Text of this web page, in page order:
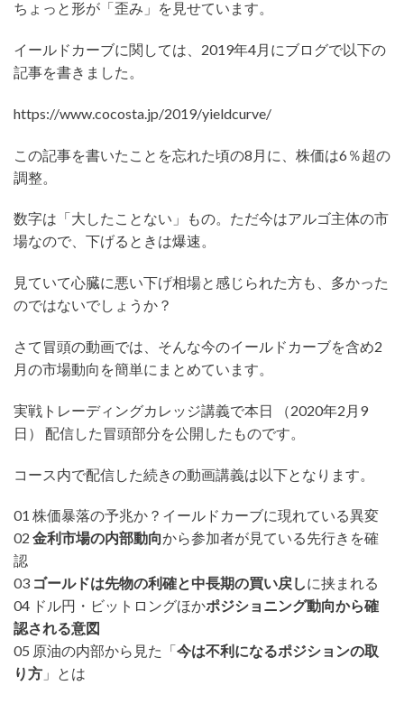
ちょっと形が「歪み」を見せています。
イールドカーブに関しては、2019年4月にブログで以下の
記事を書きました。
https://www.cocosta.jp/2019/yieldcurve/
この記事を書いたことを忘れた頃の8月に、株価は6％超の
調整。
数字は「大したことない」もの。ただ今はアルゴ主体の市
場なので、下げるときは爆速。
見ていて心臓に悪い下げ相場と感じられた方も、多かった
のではないでしょうか？
さて冒頭の動画では、そんな今のイールドカーブを含め2
月の市場動向を簡単にまとめています。
実戦トレーディングカレッジ講義で本日 （2020年2月9
日） 配信した冒頭部分を公開したものです。
コース内で配信した続きの動画講義は以下となります。
01 株価暴落の予兆か？イールドカーブに現れている異変
02 金利市場の内部動向から参加者が見ている先行きを確
認
03 ゴールドは先物の利確と中長期の買い戻しに挟まれる
04 ドル円・ビットロングほかポジショニング動向から確
認される意図
05 原油の内部から見た「今は不利になるポジションの取
り方 」とは